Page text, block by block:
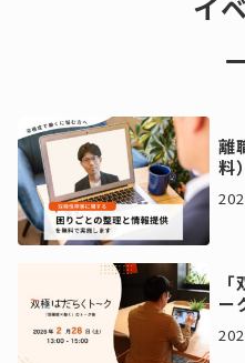
離
料
ー